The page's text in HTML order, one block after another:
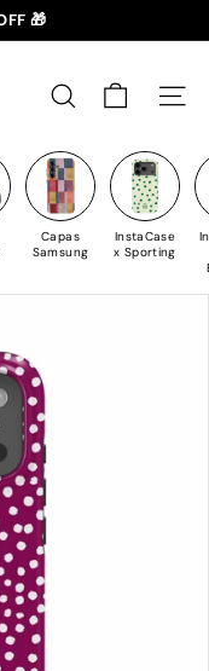
| +50€ 🇪🇺
🎁
PESQUISAR
Capas
Samsung
InstaCase
x Sporting